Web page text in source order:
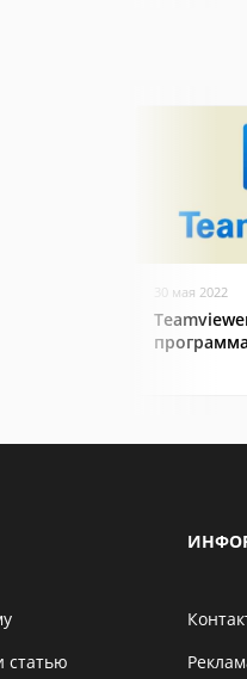
30 мая 2022
программа
статью